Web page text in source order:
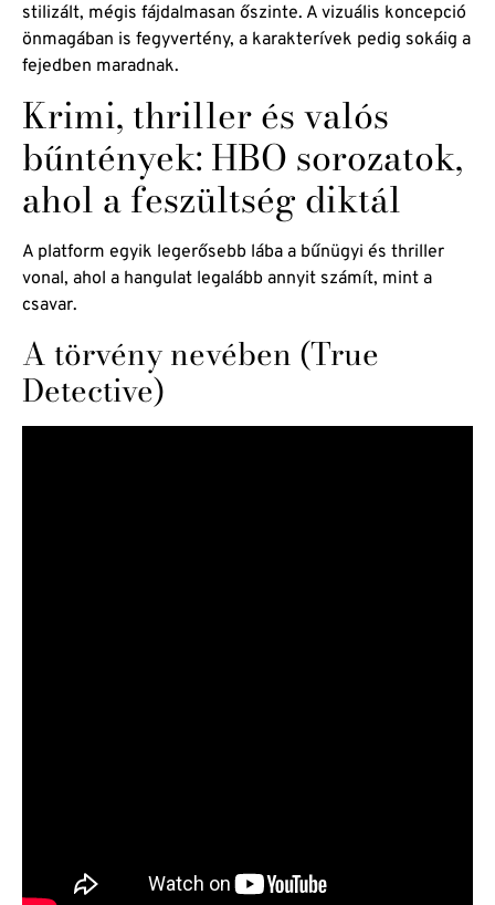
stilizált, mégis fájdalmasan őszinte. A vizuális koncepció
önmagában is fegyvertény, a karakterívek pedig sokáig a
fejedben maradnak.
Krimi, thriller és valós
bűntények: HBO sorozatok,
ahol a feszültség diktál
A platform egyik legerősebb lába a bűnügyi és thriller
vonal, ahol a hangulat legalább annyit számít, mint a
csavar.
A törvény nevében (True
Detective)